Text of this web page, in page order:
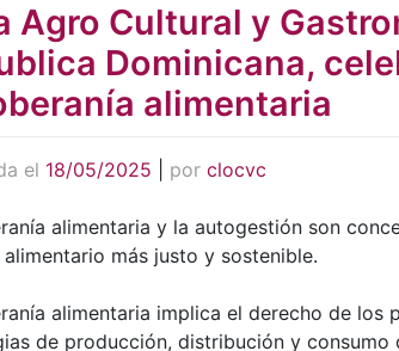
Agro Cultural y
Dominicana,
alimentaria
el 18/05/2025 por clocvc
alimentaria y la autogestión son
alimentario más justo y sostenible.
alimentaria implica el derecho de
de producción, distribución y consumo